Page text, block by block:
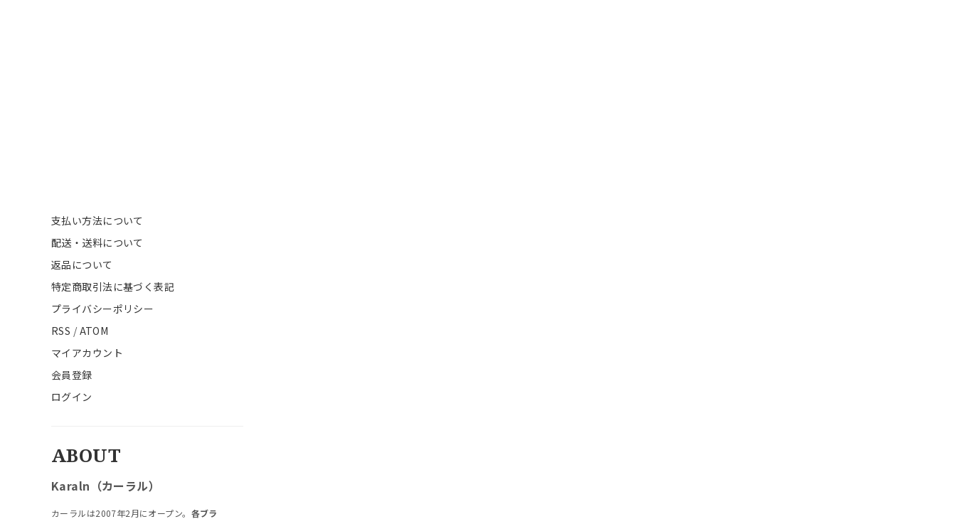
支払い方法について
配送・送料について
返品について
特定商取引法に基づく表記
プライバシーポリシー
RSS / ATOM
マイアカウント
会員登録
ログイン
ABOUT
Karaln（カーラル）
カーラルは2007年2月にオープン。 各ブラ